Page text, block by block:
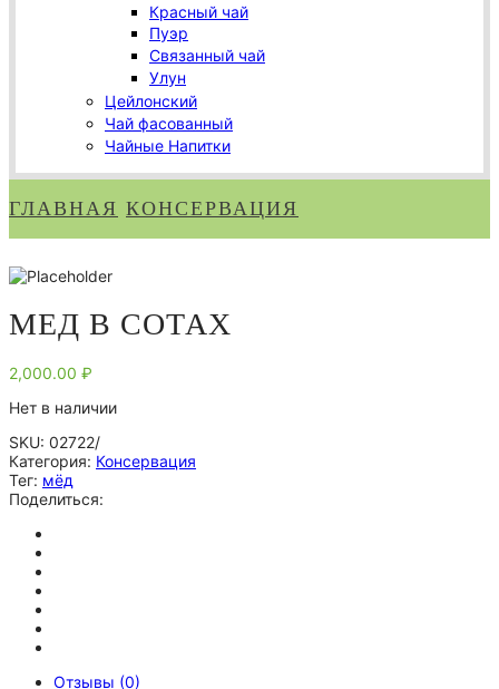
Красный чай
Пуэр
Связанный чай
Улун
Цейлонский
Чай фасованный
Чайные Напитки
ГЛАВНАЯ КОНСЕРВАЦИЯ
МЕД В СОТАХ
2,000.00 ₽
Нет в наличии
SKU: 02722/
Категория: Консервация
Тег: мёд
Поделиться:
Отзывы (0)